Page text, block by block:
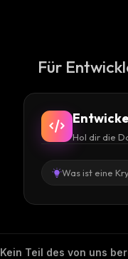
Für
Hol dir die
Was ist eine
Kein Teil des von uns